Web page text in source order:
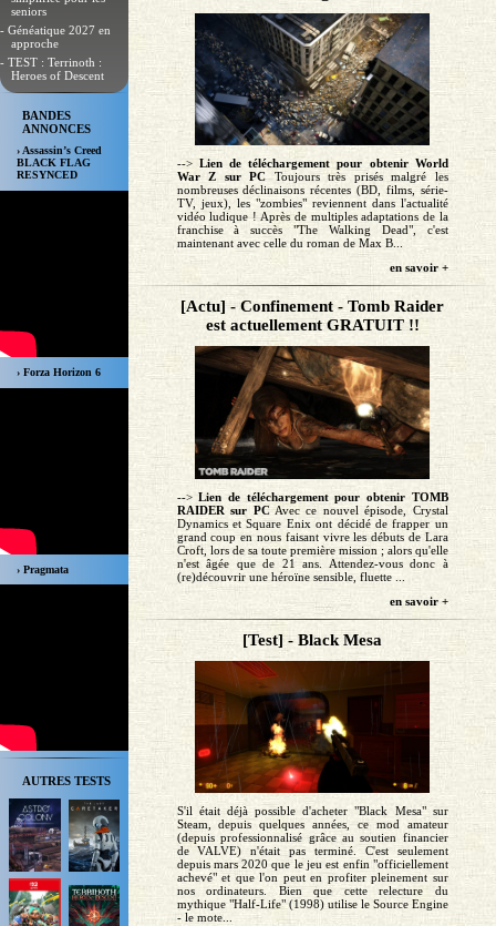
seniors
- Généatique 2027 en
approche
- TEST : Terrinoth :
Heroes of Descent
BANDES
ANNONCES
› Assassin’s Creed
BLACK FLAG
RESYNCED
› Forza Horizon 6
› Pragmata
AUTRES TESTS
--> Lien de téléchargement pour obtenir World
War Z sur PCToujours très prisés malgré les
nombreuses déclinaisons récentes (BD, films, série-
TV, jeux), les "zombies" reviennent dans l'actualité
vidéo ludique ! Après de multiples adaptations de la
franchise à succès "The Walking Dead", c'est
maintenant avec celle du roman de Max B...
en savoir +
[Actu] - Confinement - Tomb Raider
est actuellement GRATUIT !!
-->Lien de téléchargement pour obtenir TOMB
RAIDER sur PC Avec ce nouvel épisode, Crystal
Dynamics et Square Enix ont décidé de frapper un
grand coup en nous faisant vivre les débuts de Lara
Croft, lors de sa toute première mission ; alors qu'elle
n'est âgée que de 21 ans. Attendez-vous donc à
(re)découvrir une héroïne sensible, fluette ...
en savoir +
[Test] - Black Mesa
S'il était déjà possible d'acheter "Black Mesa" sur
Steam, depuis quelques années, ce mod amateur
(depuis professionnalisé grâce au soutien financier
de VALVE) n'était pas terminé. C'est seulement
depuis mars 2020 que le jeu est enfin "officiellement
achevé" et que l'on peut en profiter pleinement sur
nos ordinateurs. Bien que cette relecture du
mythique "Half-Life" (1998) utilise le Source Engine
- le mote...